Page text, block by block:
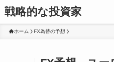
戦略的な投資家
ホーム FX為替の予想